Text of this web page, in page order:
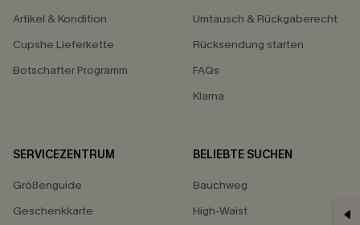
Artikel & Kondition
Cupshe Lieferkette
Botschafter Programm
Umtausch & Rückgaberecht
Rücksendung starten
FAQs
Klarna
SERVICEZENTRUM
Größenguide
Geschenkkarte
BELIEBTE SUCHEN
Bauchweg
High-Waist